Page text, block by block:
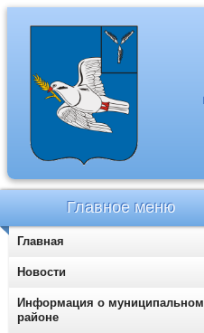
Главное меню
Главная
Новости
Информация о муниципальном
районе